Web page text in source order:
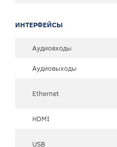
ИНТЕРФЕЙСЫ
Аудиовходы
Аудиовыходы
Ethernet
HDMI
USB